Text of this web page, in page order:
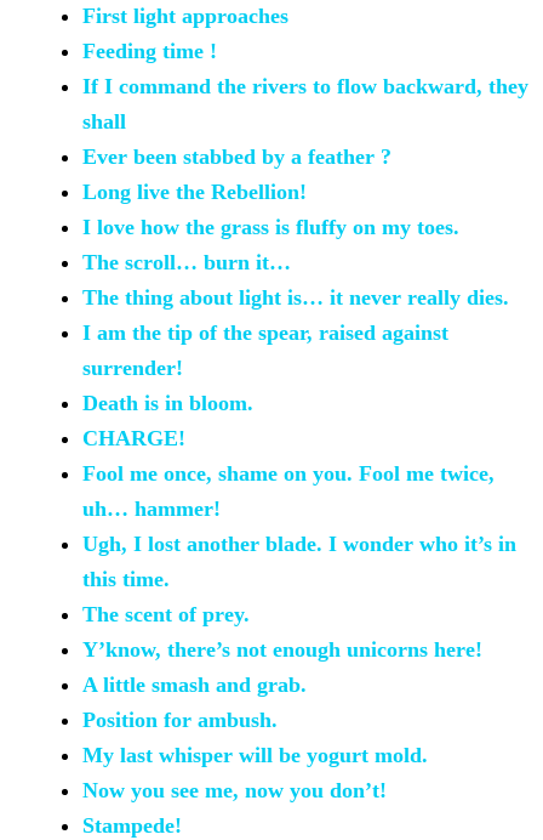
First light approaches
Feeding time !
If I command the rivers to flow backward, they
shall
Ever been stabbed by a feather ?
Long live the Rebellion!
I love how the grass is fluffy on my toes.
The scroll… burn it…
The thing about light is… it never really dies.
I am the tip of the spear, raised against
surrender!
Death is in bloom.
CHARGE!
Fool me once, shame on you. Fool me twice,
uh… hammer!
Ugh, I lost another blade. I wonder who it’s in
this time.
The scent ofprey.
Y’know, there’s not enough unicorns here!
A little smash and grab.
Position for ambush.
My last whisper will be yogurt mold.
Now you see me, now you don’t!
Stampede!